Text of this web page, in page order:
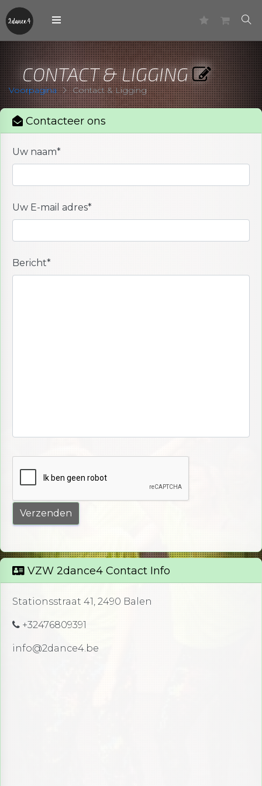
CONTACT & LIGGING
Voorpagina Contact & Ligging
Contacteer ons
Uw naam*
Uw E-mail adres*
Bericht*
VZW 2dance4 Contact Info
Stationsstraat 41, 2490 Balen
+32476809391
info@2dance4.be